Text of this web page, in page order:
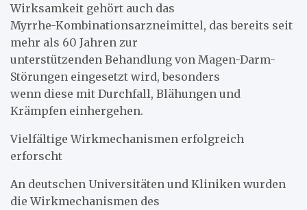
Wirksamkeit gehört auch das
Myrrhe-Kombinationsarzneimittel, das bereits seit
mehr als 60 Jahren zur
unterstützenden Behandlung von Magen-Darm-
Störungen eingesetzt wird, besonders
wenn diese mit Durchfall, Blähungen und
Krämpfen einhergehen.
Vielfältige Wirkmechanismen erfolgreich
erforscht
An deutschen Universitäten und Kliniken wurden
die Wirkmechanismen des